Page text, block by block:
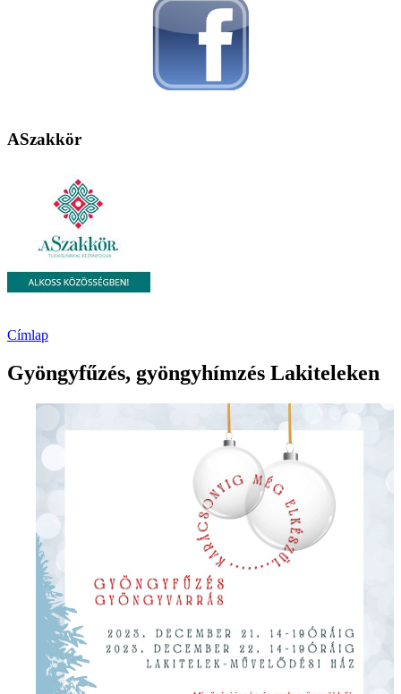
ASzakkör
Címlap
Gyöngyfűzés, gyöngyhímzés Lakiteleken